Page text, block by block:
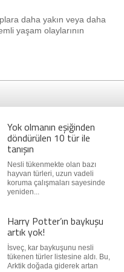
daha yakın veya daha
yaşam olaylarının
Yok olmanın eşiğinden
döndürülen 10 tür ile
tanışın
Nesli tükenmekte olan bazı
hayvan türleri, uzun vadeli
koruma çalışmaları sayesinde
yeniden...
Harry Potter’ın baykuşu
artık yok!
İsveç, kar baykuşunu nesli
tükenen türler listesine aldı. Bu,
Arktik doğada giderek artan